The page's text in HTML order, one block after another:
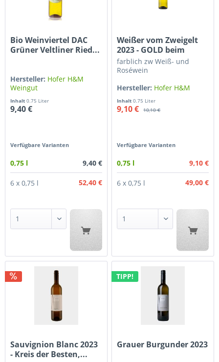
Bio Weinviertel DAC
Grüner Veltliner Ried...
Hersteller: Hofer H&M
Weingut
Inhalt0.75 Liter
9,40 €
Verfügbare Varianten
0,75 l 9,40 €
6 x 0,75 l 52,40 €
Weißer vom Zweigelt
2023 - GOLD beim
Organic...
farblich zw Weiß- und
Roséwein
Hersteller: Hofer H&M
Inhalt0.75 Liter
9,10 € 10,10 €
Verfügbare Varianten
0,75 l 9,10 €
6 x 0,75 l 49,00 €
Sauvignion Blanc 2023
- Kreis der Besten,...
TIPP!
Grauer Burgunder 2023